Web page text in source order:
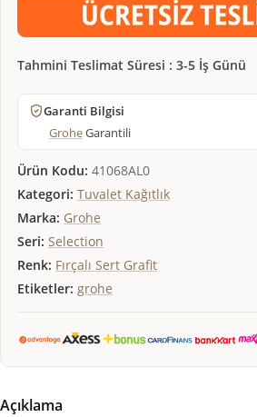
Tahmini Teslimat Süresi : 3-5 İş Günü
Garanti Bilgisi
GroheGarantili
Ürün Kodu: 41068AL0
Kategori: Tuvalet Kağıtlık
Marka: Grohe
Seri: Selection
Renk: Fırçalı Sert Grafit
Etiketler: grohe
Açıklama